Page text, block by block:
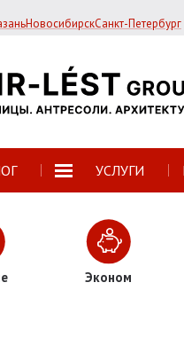
НовосибирскСанкт-Петербург
УСЛУГИ
Эконом